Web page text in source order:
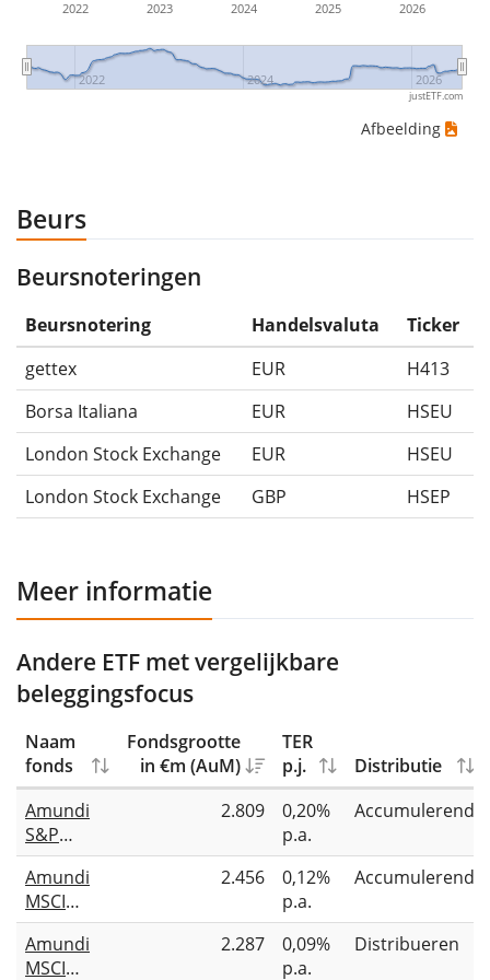
2022 2023 2024 2025 2026
2022 2024 2026
justETF.com
Afbeelding
Beurs
Beursnoteringen
Beursnotering Handelsvaluta
Ticker
gettex
EUR
H413
Borsa Italiana
EUR
HSEU
London Stock Exchange
EUR
HSEU
London Stock Exchange
GBP HSEP
Meer informatie
Andere ETF met vergelijkbare
beleggingsfocus
Naam
fonds
Fondsgrootte
in €m (AuM)
TER
p.j.
Distributie
Amundi
S&P
Eurozone
Climate
Paris
Aligned
UCITS ETF
2.809
0,20%
p.a.
Accumulerend
Amundi
MSCI
Europe
ESG
Broad
2.456
0,12%
p.a.
Accumulerend
Amundi
MSCI
2.287
0,09%
p.a.
Distribueren